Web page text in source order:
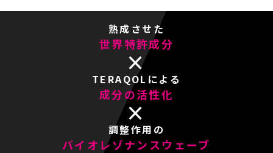
熟成させた
世界特許成分
×
TERAQOLによる
成分の活性化
×
調整作用の
バイオレゾナンスウェーブ